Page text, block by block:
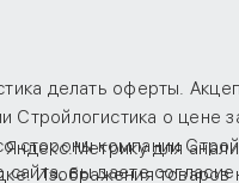
делать оферты.
о цене
стороны компании
Изображения
для
вы даете согласие